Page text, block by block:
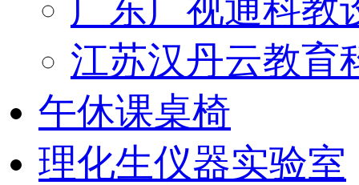
广东广视通科教
江苏汉丹云教育
午休课桌椅
理化生仪器实验室